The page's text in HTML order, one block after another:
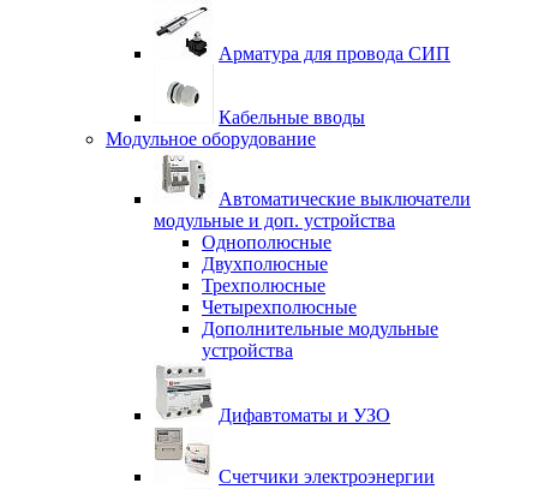
Арматура для провода СИП
Кабельные вводы
Модульное оборудование
Автоматические выключатели
модульные и доп. устройства
Однополюсные
Двухполюсные
Трехполюсные
Четырехполюсные
Дополнительные модульные
устройства
Дифавтоматы и УЗО
Счетчики электроэнергии